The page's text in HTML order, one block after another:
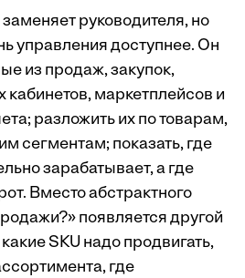
руководителя, но
управления доступнее. Он
из продаж, закупок,
маркетплейсов и
разложить их по товарам,
сегментам; показать, где
зарабатывает, а где
Вместо абстрактного
появляется другой
SKU надо продвигать,
где